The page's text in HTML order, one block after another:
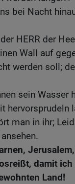
bei Nacht
HERR der
Wall auf
werden soll;
sein Wasser
hervorsprudeln
man in ihr;
damit
Land!